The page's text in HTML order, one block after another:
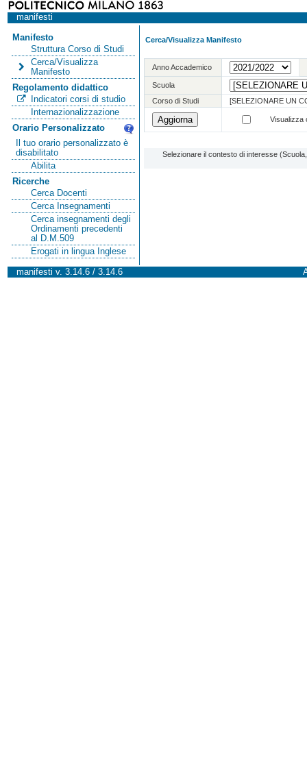
manifesti
Manifesto
Struttura Corso di Studi
Cerca/Visualizza
Manifesto
Regolamento didattico
Indicatori corsi di studio
Internazionalizzazione
Orario Personalizzato
Il tuo orario personalizzato è
disabilitato
Abilita
Ricerche
Cerca Docenti
Cerca Insegnamenti
Cerca insegnamenti degli
Ordinamenti precedenti
al D.M.509
Erogati in lingua Inglese
Cerca/Visualizza Manifesto
Anno Accademico
Scuola
Corso di Studi
[SELEZIONARE UN
Visualizza
Selezionare il contesto di interesse
manifesti v. 3.14.6 / 3.14.6